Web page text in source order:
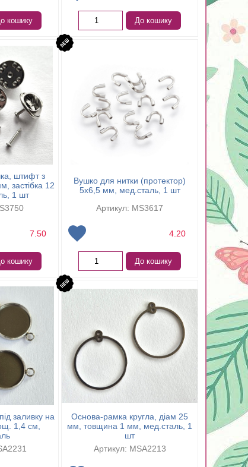
кошику До кошику
штифт з
застібка 12
1 шт
7.50
кошику
Вушко для нитки (протектор)
5х6,5 мм, мед.сталь, 1 шт
Артикул: MS3617
4.20
До кошику
заливку на
1,4 см,
Основа-рамка кругла, діам 25
мм, товщина 1 мм, мед.сталь, 1
шт
Артикул: MSA2213